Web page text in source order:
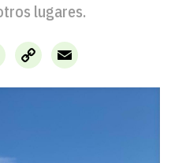
lugares.
X
Copy
Link
Email